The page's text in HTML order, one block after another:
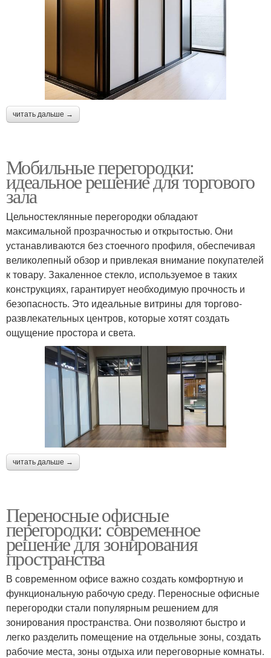
читать дальше →
Мобильные перегородки:
идеальное решение для торгового
зала
Цельностеклянные перегородки обладают
максимальной прозрачностью и открытостью. Они
устанавливаются без стоечного профиля, обеспечивая
великолепный обзор и привлекая внимание покупателей
к товару. Закаленное стекло, используемое в таких
конструкциях, гарантирует необходимую прочность и
безопасность. Это идеальные витрины для торгово-
развлекательных центров, которые хотят создать
ощущение простора и света.
читать дальше →
Переносные офисные
перегородки: современное
решение для зонирования
пространства
В современном офисе важно создать комфортную и
функциональную рабочую среду. Переносные офисные
перегородки стали популярным решением для
зонирования пространства. Они позволяют быстро и
легко разделить помещение на отдельные зоны, создать
рабочие места, зоны отдыха или переговорные комнаты.